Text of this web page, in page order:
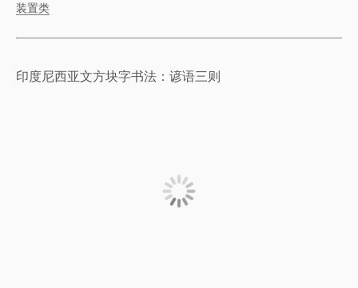
装置类
印度尼西亚文方块字书法：谚语三则